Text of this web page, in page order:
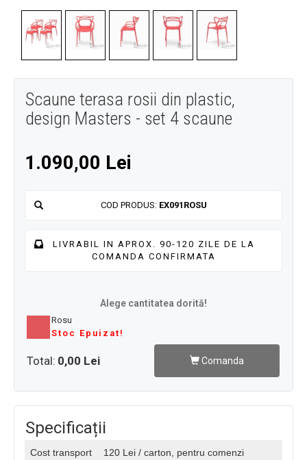
Scaune terasa rosii din plastic,
design Masters - set 4 scaune
1.090,00 Lei
COD PRODUS: EX091ROSU
LIVRABIL IN APROX. 90-120 ZILE DE LA
COMANDA CONFIRMATA
Alege cantitatea dorită!
Rosu
Stoc Epuizat!
Total: 0,00 Lei Comanda
Specificații
Cost transport
120 Lei / carton, pentru comenzi